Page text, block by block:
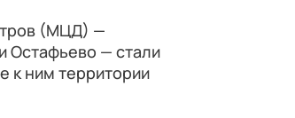
(МЦД) —
Остафьево — стали
к ним территории